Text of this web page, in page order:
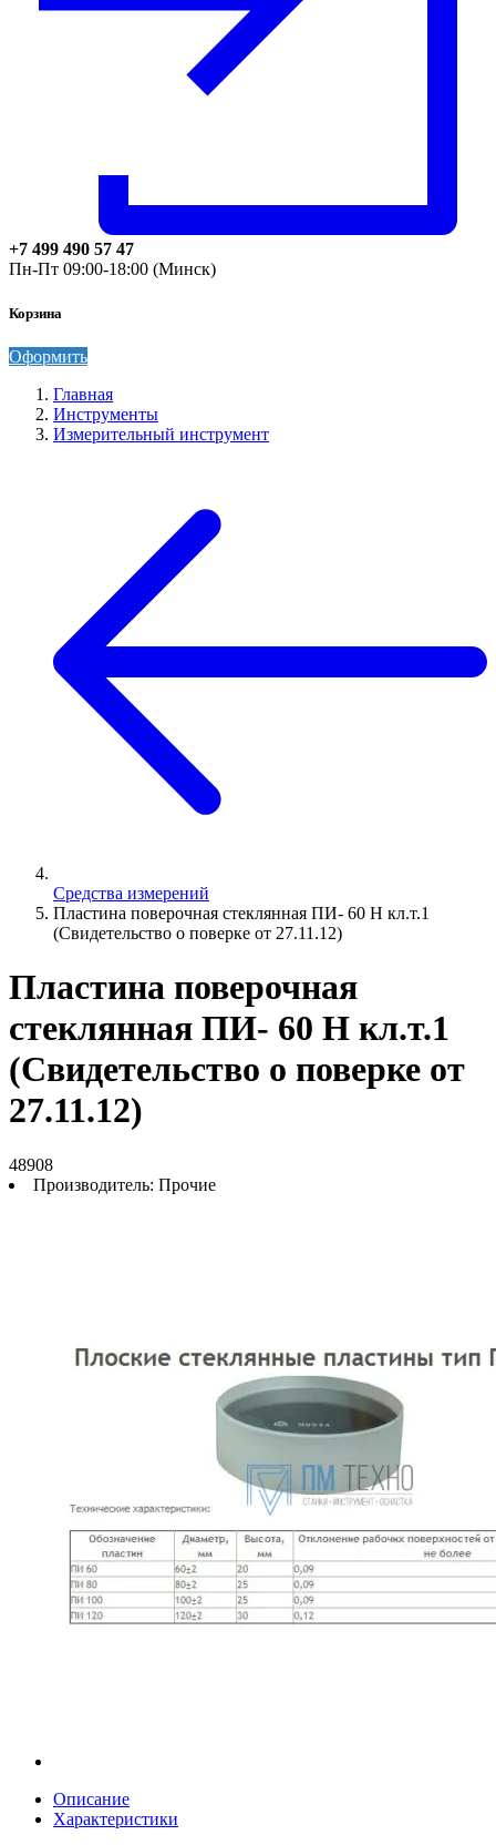
+7 499 490 57 47
Пн-Пт 09:00-18:00 (Минск)
Корзина
Оформить
Главная
Инструменты
Измерительный инструмент
Средства измерений
Пластина поверочная стеклянная ПИ- 60 Н кл.т.1
(Свидетельство о поверке от 27.11.12)
Пластина поверочная
стеклянная ПИ- 60 Н кл.т.1
(Свидетельство о поверке от
27.11.12)
48908
Производитель: Прочие
Описание
Характеристики